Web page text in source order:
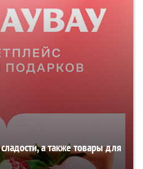
а также товары для